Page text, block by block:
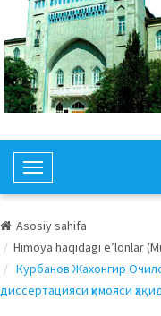
T
o
g
e
N
Asosiy sahifa
Himoya haqidagi e’lonlar
Курбанов Жахонгир
диссертацияси ҳимояси